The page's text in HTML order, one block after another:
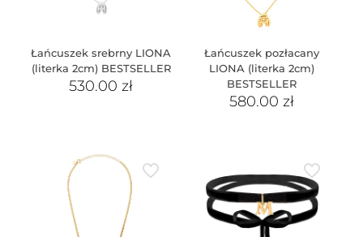
Łańcuszek srebrny LIONA
(literka 2cm) BESTSELLER
530.00zł
Łańcuszek pozłacany
LIONA (literka 2cm)
BESTSELLER
580.00zł